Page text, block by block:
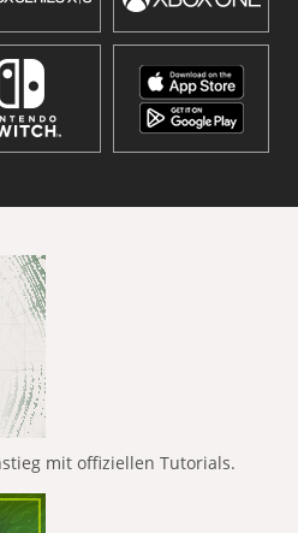
mit offiziellen Tutorials.